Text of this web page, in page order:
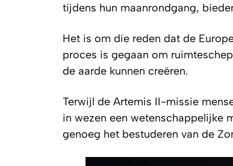
tijdens hun maanrondgang,
Het is om die reden dat de
proces is gegaan om
de aarde kunnen creëren.
Terwijl de Artemis II-missie
in wezen een wetenschappelijke
genoeg het bestuderen van de